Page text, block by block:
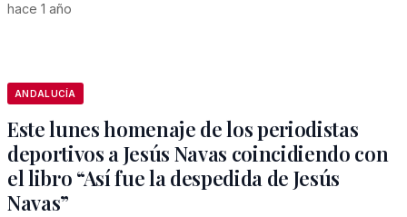
hace 1 año
ANDALUCÍA
Este lunes homenaje de los periodistas
deportivos a Jesús Navas coincidiendo con
el libro “Así fue la despedida de Jesús
Navas”